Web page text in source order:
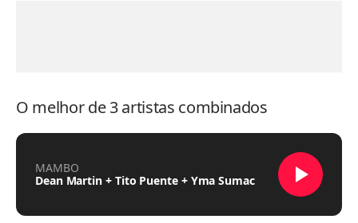
O melhor de 3 artistas combinados
MAMBO
Dean Martin + Tito Puente + Yma Sumac